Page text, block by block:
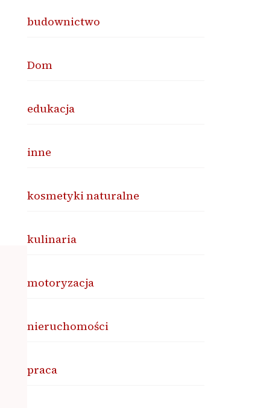
budownictwo
Dom
edukacja
inne
kosmetyki naturalne
kulinaria
motoryzacja
nieruchomości
praca